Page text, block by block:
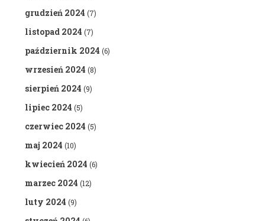
grudzień 2024 (7)
listopad 2024 (7)
październik 2024 (6)
wrzesień 2024 (8)
sierpień 2024 (9)
lipiec 2024 (5)
czerwiec 2024 (5)
maj 2024 (10)
kwiecień 2024 (6)
marzec 2024 (12)
luty 2024 (9)